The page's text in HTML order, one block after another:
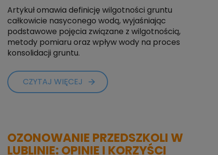
Artykuł omawia definicję wilgotności gruntu
całkowicie nasyconego wodą, wyjaśniając
podstawowe pojęcia związane z wilgotnością,
metody pomiaru oraz wpływ wody na proces
konsolidacji gruntu.
CZYTAJ WIĘCEJ
OZONOWANIE PRZEDSZKOLI W
LUBLINIE: OPINIE I KORZYŚCI